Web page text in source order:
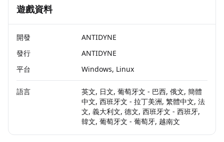
遊戲資料
開發
ANTIDYNE
發行
ANTIDYNE
平台
Windows, Linux
語言
英文, 日文, 葡萄牙文 - 巴西, 俄文, 簡體
中文, 西班牙文 - 拉丁美洲, 繁體中文, 法
文, 義大利文, 德文, 西班牙文 - 西班牙,
韓文, 葡萄牙文 - 葡萄牙, 越南文